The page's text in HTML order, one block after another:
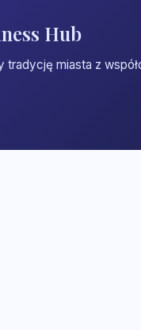
Hub
tradycję miasta z